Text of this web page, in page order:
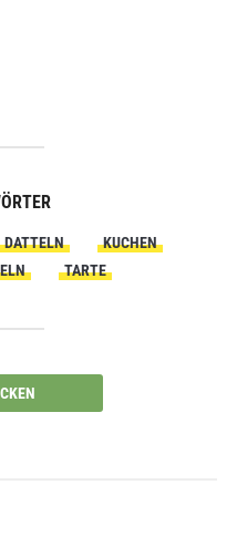
DATTELN
KUCHEN
TARTE